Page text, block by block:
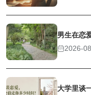
男生在恋
2026-
大学里谈